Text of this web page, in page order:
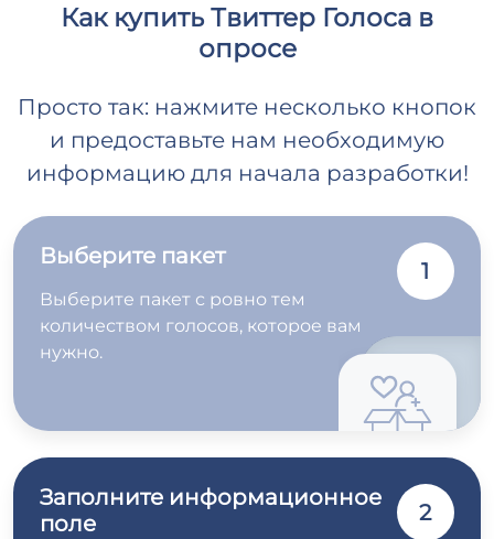
Как купить Твиттер Голоса в
опросе
Просто так: нажмите несколько кнопок
и предоставьте нам необходимую
информацию для начала разработки!
Выберите пакет
Выберите пакет с ровно тем
количеством голосов, которое вам
нужно.
1
Заполните информационное
поле
2